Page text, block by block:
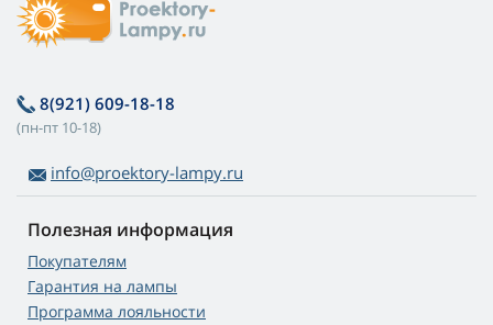
8(921) 609-18-18
(пн-пт 10-18)
info@proektory-lampy.ru
Полезная информация
Покупателям
Гарантия на лампы
Программа лояльности